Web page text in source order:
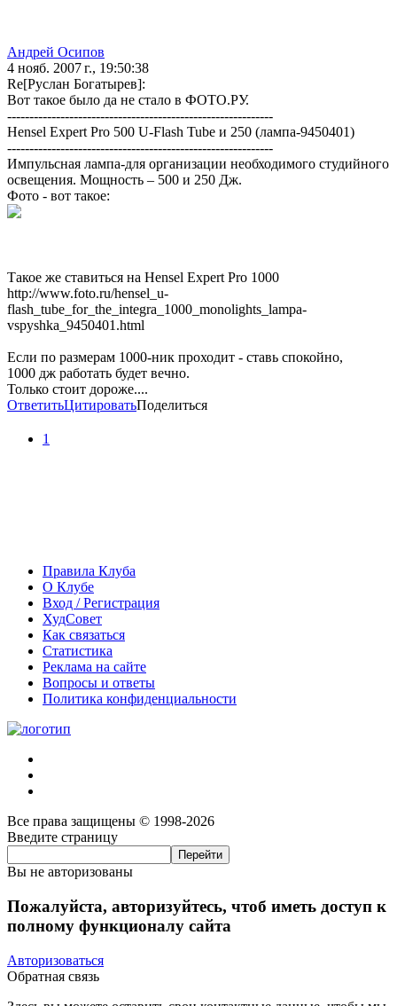
Андрей Осипов
4 нояб. 2007 г., 19:50:38
Re[Руслан Богатырев]:
Вот такое было да не стало в ФОТО.РУ.
------------------------------------------------------------
Hensel Expert Pro 500 U-Flash Tube и 250 (лампа-9450401)
------------------------------------------------------------
Импульсная лампа-для организации необходимого студийного
освещения. Мощность – 500 и 250 Дж.
Фото - вот такое:
Такое же ставиться на Hensel Expert Pro 1000
http://www.foto.ru/hensel_u-
flash_tube_for_the_integra_1000_monolights_lampa-
vspyshka_9450401.html
Если по размерам 1000-ник проходит - ставь спокойно,
1000 дж работать будет вечно.
Только стоит дороже....
ОтветитьЦитироватьПоделиться
1
Правила Клуба
О Клубе
Вход / Регистрация
ХудСовет
Как связаться
Статистика
Реклама на сайте
Вопросы и ответы
Политика конфиденциальности
Все права защищены © 1998-2026
Введите страницу
Вы не авторизованы
Пожалуйста, авторизуйтесь, чтоб иметь доступ к
полному функционалу сайта
Авторизоваться
Обратная связь